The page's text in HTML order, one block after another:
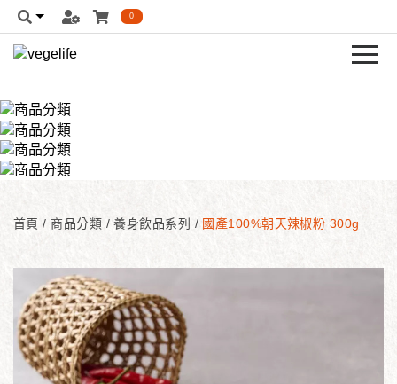
0
首頁/ 商品分類 /養身飲品系列 / 國產100%朝天辣椒粉 300g